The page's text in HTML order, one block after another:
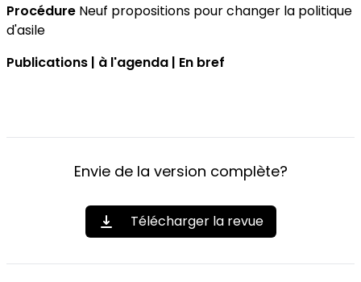
Procédure Neuf propositions pour changer la politique
d'asile
Publications | à l'agenda | En bref
Envie de la version complète?
Télécharger la revue